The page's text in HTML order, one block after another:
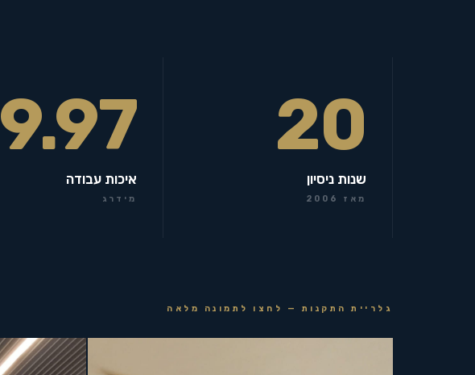
20
שנות ניסיון
מאז 2006
9.97
איכות עבודה
מידרג
גלריית התקנות — לחצו לתמונה מלאה